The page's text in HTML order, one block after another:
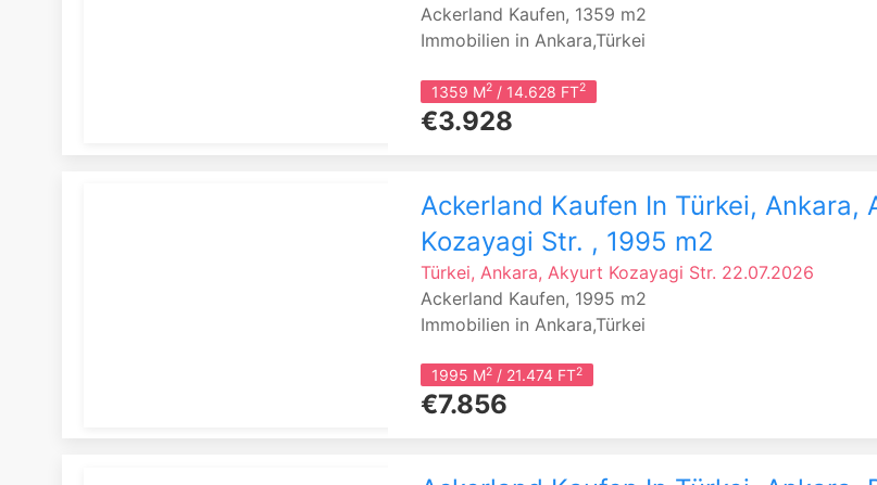
Ackerland Kaufen, 1359 m2
Immobilien in Ankara,Türkei
1359 M2 / 14.628 FT2
€3.928
Ackerland Kaufen In Türkei, Ankara,
Kozayagi Str. , 1995 m2
Türkei, Ankara, Akyurt Kozayagi Str. 22.07.2026
Ackerland Kaufen, 1995 m2
Immobilien in Ankara,Türkei
1995 M2 / 21.474 FT2
€7.856